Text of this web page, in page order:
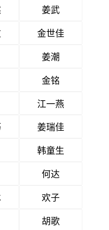
姜武
金世佳
姜潮
金铭
江一燕
姜瑞佳
韩童生
何达
欢子
胡歌